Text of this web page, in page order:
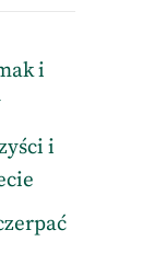
i
i